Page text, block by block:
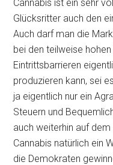
Cannabis ist ein sehr
Glücksritter auch den
Auch darf man die
bei den teilweise
Eintrittsbarrieren
produzieren kann, sei
ja eigentlich nur ein
Steuern und
auch weiterhin auf
Cannabis natürlich ein
die Demokraten